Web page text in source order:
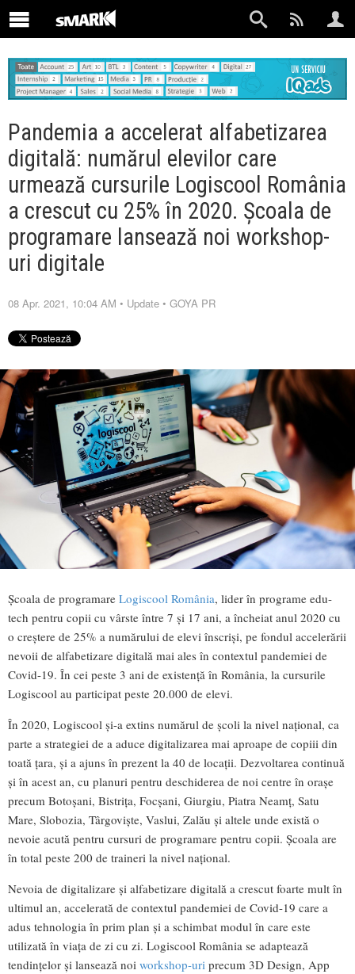
Pandemia a accelerat alfabetizarea
digitală: numărul elevilor care
urmează cursurile Logiscool România
a crescut cu 25% în 2020. Școala de
programare lansează noi workshop-
uri digitale
08 Apr. 2021, 10:04 AM • Update • GOYA PR
Școala de programare Logiscool România, lider în programe edu-
tech pentru copii cu vârste între 7 și 17 ani, a încheiat anul 2020 cu
o creștere de 25% a numărului de elevi înscriși, pe fondul accelerării
nevoii de alfabetizare digitală mai ales în contextul pandemiei de
Covid-19. În cei peste 3 ani de existență în România, la cursurile
Logiscool au participat peste 20.000 de elevi.
În 2020, Logiscool și-a extins numărul de școli la nivel național, ca
parte a strategiei de a aduce digitalizarea mai aproape de copiii din
toată țara, și a ajuns în prezent la 40 de locații. Dezvoltarea continuă
și în acest an, cu planuri pentru deschiderea de noi centre în orașe
precum Botoșani, Bistrița, Focșani, Giurgiu, Piatra Neamț, Satu
Mare, Slobozia, Târgoviște, Vaslui, Zalău și altele unde există o
nevoie acută pentru cursuri de programare pentru copii. Școala are
în total peste 200 de traineri la nivel național.
Nevoia de digitalizare și alfabetizare digitală a crescut foarte mult în
ultimul an, accelerată de contextul pandemiei de Covid-19 care a
adus tehnologia în prim plan și a schimbat modul în care este
utilizată în viața de zi cu zi. Logiscool România se adaptează
tendințelor și lansează noi workshop-uri precum 3D Design, App